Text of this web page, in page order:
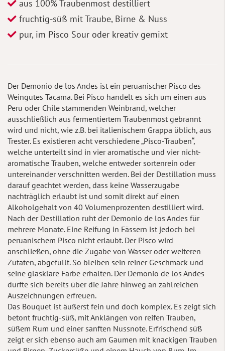
aus 100% Traubenmost destilliert
fruchtig-süß mit Traube, Birne & Nuss
pur, im Pisco Sour oder kreativ gemixt
Der Demonio de los Andes ist ein peruanischer Pisco des
Weingutes Tacama. Bei Pisco handelt es sich um einen aus
Peru oder Chile stammenden Weinbrand, welcher
ausschließlich aus fermentiertem Traubenmost gebrannt
wird und nicht, wie z.B. bei italienischem Grappa üblich, aus
Trester. Es existieren acht verschiedene „Pisco-Trauben“,
welche unterteilt sind in vier aromatische und vier nicht-
aromatische Trauben, welche entweder sortenrein oder
untereinander verschnitten werden. Bei der Destillation muss
darauf geachtet werden, dass keine Wasserzugabe
nachträglich erlaubt ist und somit direkt auf einen
Alkoholgehalt von 40 Volumenprozenten destilliert wird.
Nach der Destillation ruht der Demonio de los Andes für
mehrere Monate. Eine Reifung in Fässern ist jedoch bei
peruanischem Pisco nicht erlaubt. Der Pisco wird
anschließen, ohne die Zugabe von Wasser oder weiteren
Zutaten, abgefüllt. So bleiben sein reiner Geschmack und
seine glasklare Farbe erhalten. Der Demonio de los Andes
durfte sich bereits über die Jahre hinweg an zahlreichen
Auszeichnungen erfreuen.
Das Bouquet ist äußerst fein und doch komplex. Es zeigt sich
betont fruchtig-süß, mit Anklängen von reifen Trauben,
süßem Rum und einer sanften Nussnote. Erfrischend süß
zeigt er sich ebenso auch am Gaumen mit knackigen Trauben